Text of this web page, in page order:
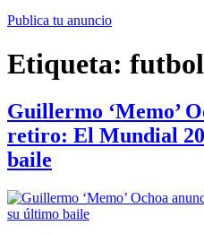
Publica tu anuncio
Etiqueta:
Guillermo ‘Memo’
retiro: El Mundial
baile